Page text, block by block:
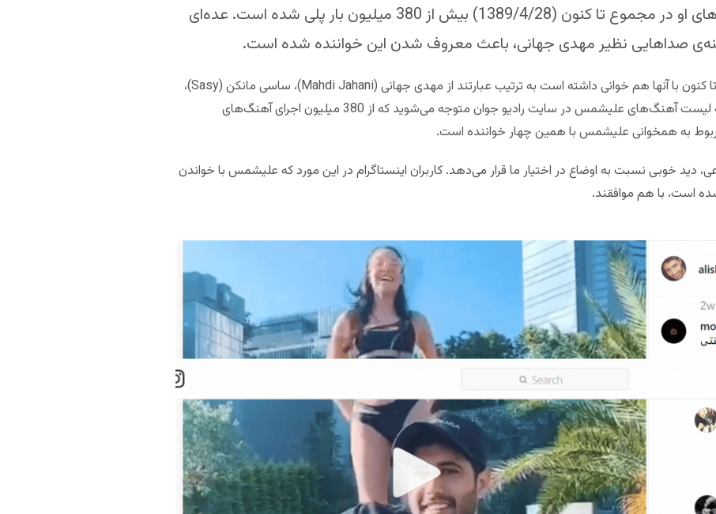
کننده در اینستاگرام دارد. آهنگ‌های او در مجموع تا کنون (1389/4/28) بیش از 380 میلیون بار پلی شده است. عده‌ای
صداهایی نظیر مهدی جهانی، باعث معروف شدن این خواننده شده است.
معروف ترین خوانندگانی که علیشمس تا کنون با آنها هم خوانی داشته است به ترتیب عبارتند از مهدی جهانی (Mahdi Jahani)، ساسی مانکن (Sasy)،
کیمیا (Kimia) و آرن (Aren). با نگاهی به لیست آهنگ‌های علیشمس در سایت رادیو جوان متوجه می‌شوید که از 380 میلیون اجرای آهنگ‌های
به همخوانی علیشمس با همین چهار خواننده است.
خوبی نسبت به اوضاع در اختیار ما قرار می‌دهد. کاربران اینستاگرام در این مورد که علیشمس با خواندن
است، با هم موافقند.